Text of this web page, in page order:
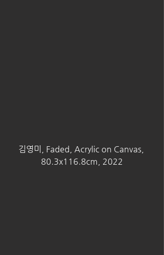
김영미, Faded, Acrylic on Canvas,
80.3x116.8cm, 2022